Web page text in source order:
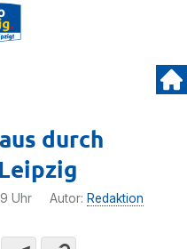
durch
Uhr Autor: Redaktion